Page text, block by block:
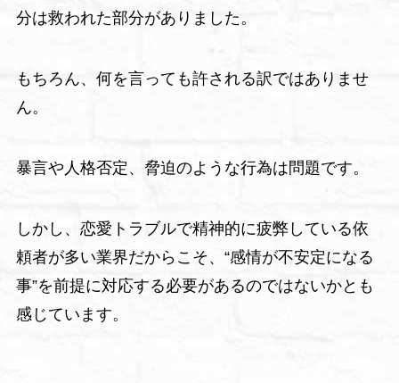
分は救われた部分がありました。
もちろん、何を言っても許される訳ではありませ
ん。
暴言や人格否定、脅迫のような行為は問題です。
しかし、恋愛トラブルで精神的に疲弊している依
頼者が多い業界だからこそ、“感情が不安定になる
事”を前提に対応する必要があるのではないかとも
感じています。